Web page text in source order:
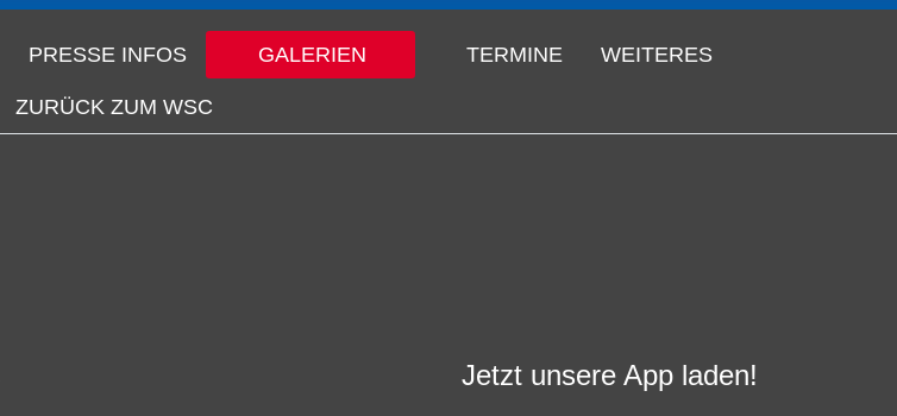
PRESSE INFOS GALERIEN TERMINE WEITERES
ZURÜCK ZUM WSC
Jetzt unsere App laden!